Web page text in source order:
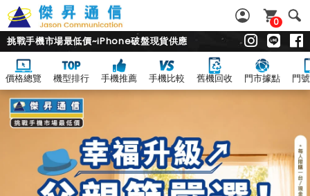
0
挑戰手機市場最低價~iPhone破盤現貨供應
價格總覽 機型排行 手機推薦 手機比較 舊機回收 門市據點 門